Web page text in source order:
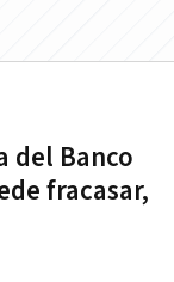
del Banco
fracasar,